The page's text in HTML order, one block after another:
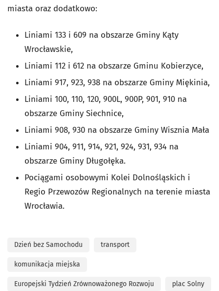
miasta oraz dodatkowo:
Liniami 133 i 609 na obszarze Gminy Kąty
Wrocławskie,
Liniami 112 i 612 na obszarze Gminu Kobierzyce,
Liniami 917, 923, 938 na obszarze Gminy Miękinia,
Liniami 100, 110, 120, 900L, 900P, 901, 910 na
obszarze Gminy Siechnice,
Liniami 908, 930 na obszarze Gminy Wisznia Mała
Liniami 904, 911, 914, 921, 924, 931, 934 na
obszarze Gminy Długołęka.
Pociągami osobowymi Kolei Dolnośląskich i
Regio Przewozów Regionalnych na terenie miasta
Wrocławia.
Dzień bez Samochodu transport
komunikacja miejska
Europejski Tydzień Zrównoważonego Rozwoju plac Solny